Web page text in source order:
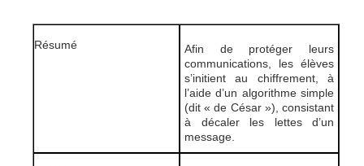
Résumé
Afin de protéger leurs
communications, les élèves
s’initient au chiffrement, à
l’aide d’un algorithme simple
(dit « de César »), consistant
à décaler les lettes d’un
message.